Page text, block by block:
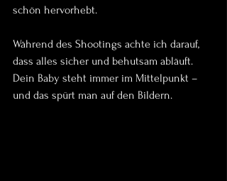
schön hervorhebt.
Während des Shootings achte ich darauf,
dass alles sicher und behutsam abläuft.
Dein Baby steht immer im Mittelpunkt –
und das spürt man auf den Bildern.